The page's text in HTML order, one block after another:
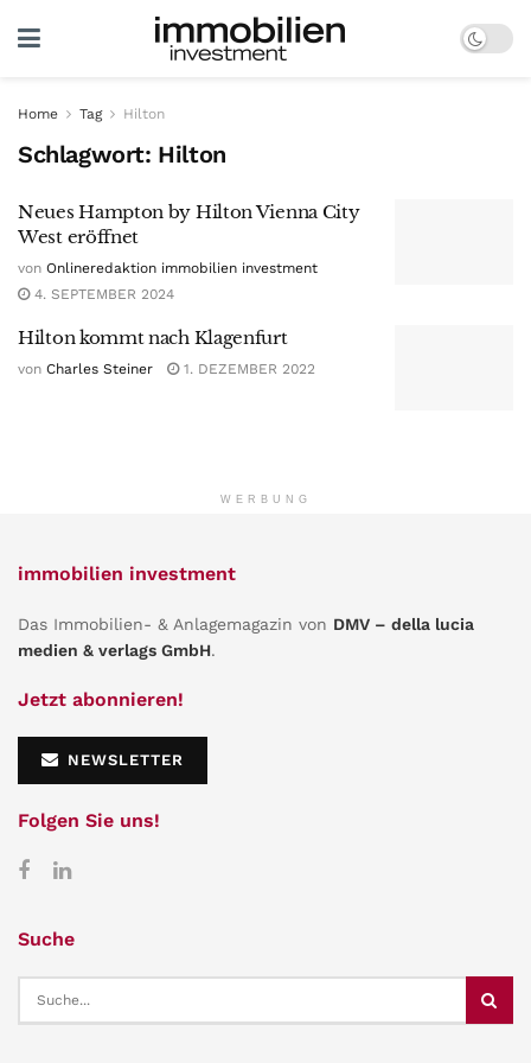
Home Tag Hilton
Schlagwort: Hilton
Neues Hampton by Hilton Vienna City
West eröffnet
von Onlineredaktion immobilien investment
4. SEPTEMBER 2024
Hilton kommt nach Klagenfurt
von Charles Steiner 1. DEZEMBER 2022
WERBUNG
immobilien investment
Das Immobilien- & Anlagemagazin von DMV – della lucia
medien & verlags GmbH.
Jetzt abonnieren!
NEWSLETTER
Folgen Sie uns!
Suche